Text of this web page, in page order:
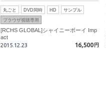
丸ごと DVD同時 HD
サンプル
ブラウザ視聴専用
[RCHS GLOBAL]シャイニーボーイ Imp
act
2015.12.23
16,500 円